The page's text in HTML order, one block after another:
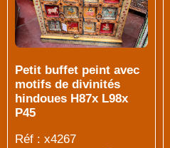
Petit buffet peint avec
motifs de divinités
hindoues H87x L98x
P45
Réf : x4267